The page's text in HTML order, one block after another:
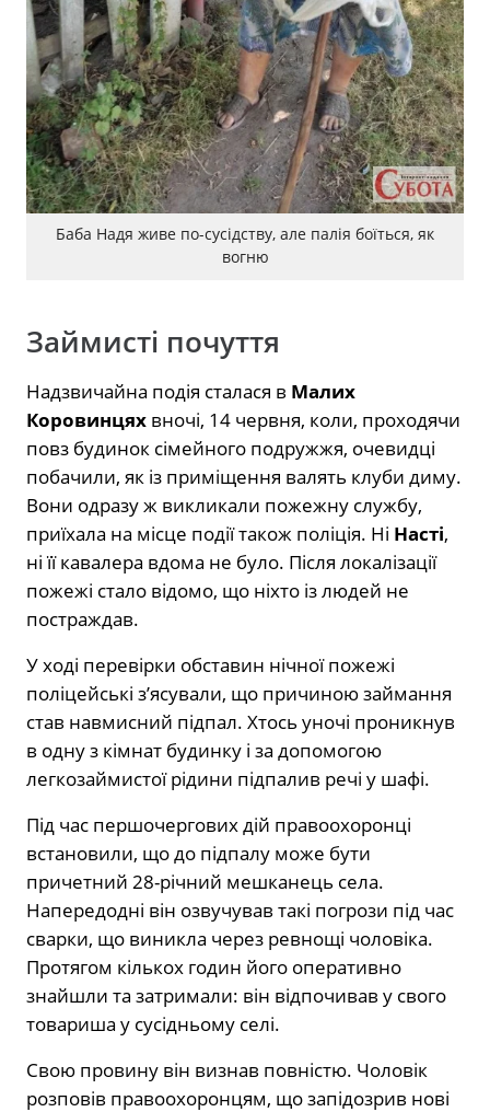
Баба Надя живе по-сусідству, але палія боїться, як
вогню
Займисті почуття
Надзвичайна подія сталася в Малих
Коровинцях вночі, 14 червня, коли, проходячи
повз будинок сімейного подружжя, очевидці
побачили, як із приміщення валять клуби диму.
Вони одразу ж викликали пожежну службу,
приїхала на місце події також поліція. Ні Насті,
ні її кавалера вдома не було. Після локалізації
пожежі стало відомо, що ніхто із людей не
постраждав.
У ході перевірки обставин нічної пожежі
поліцейські з’ясували, що причиною займання
став навмисний підпал. Хтось уночі проникнув
в одну з кімнат будинку і за допомогою
легкозаймистої рідини підпалив речі у шафі.
Під час першочергових дій правоохоронці
встановили, що до підпалу може бути
причетний 28-річний мешканець села.
Напередодні він озвучував такі погрози під час
сварки, що виникла через ревнощі чоловіка.
Протягом кількох годин його оперативно
знайшли та затримали: він відпочивав у свого
товариша у сусідньому селі.
Свою провину він визнав повністю. Чоловік
розповів правоохоронцям, що запідозрив нові